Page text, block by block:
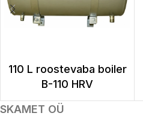
110 L roostevaba boiler
B-110 HRV
SKAMET OÜ